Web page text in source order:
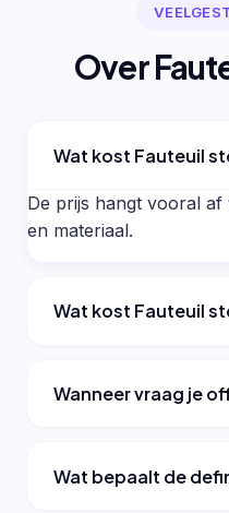
Over
Wat kost Fauteuil
De prijs hangt vooral
en materiaal.
Wat kost Fauteuil
Wanneer vraag je
Wat bepaalt de